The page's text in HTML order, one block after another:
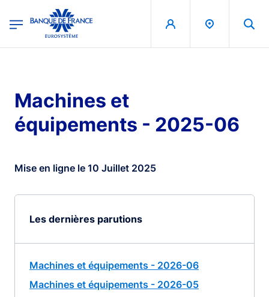
Banque de France - Menu Principal
Machines et
équipements - 2025-06
Mise en ligne le 10 Juillet 2025
Les dernières parutions
Machines et équipements - 2026-06
Machines et équipements - 2026-05